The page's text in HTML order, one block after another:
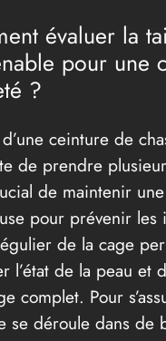
évaluer la
pour une
?
ceinture de
de prendre
de maintenir
pour prévenir les
de la cage
l’état de la peau et
complet. Pour
se déroule dans de